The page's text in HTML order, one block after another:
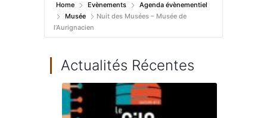
Home Evènements
Agenda évènementiel
Musée
Nuit des Musées – Musée de
l’Aurignacien
Actualités Récentes